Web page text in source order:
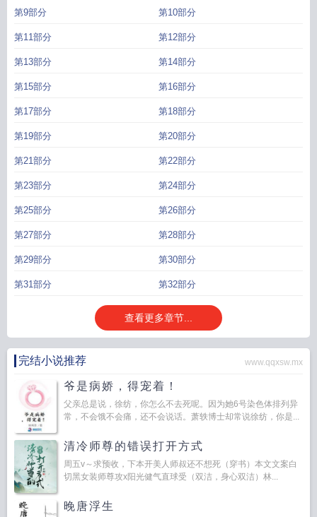
第9部分 第10部分
第11部分 第12部分
第13部分 第14部分
第15部分 第16部分
第17部分 第18部分
第19部分 第20部分
第21部分 第22部分
第23部分 第24部分
第25部分 第26部分
第27部分 第28部分
第29部分 第30部分
第31部分 第32部分
查看更多章节...
完结小说推荐 www.qqxsw.mx
爷是病娇，得宠着！
父亲总是说，徐纺，你怎么不去死呢。因为她6号染色体排列异
常，不会饿不会痛，还不会说话。萧轶博士却常说徐纺，你是...
清冷师尊的错误打开方式
周五v～求预收，下本开美人师叔还不想死（穿书）本文文案白
切黑女装师尊攻x阳光健气直球受（双洁，身心双洁）林...
晚唐浮生